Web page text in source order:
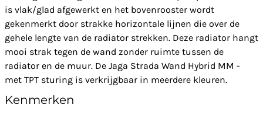
is vlak/glad afgewerkt en het bovenrooster wordt
gekenmerkt door strakke horizontale lijnen die over de
gehele lengte van de radiator strekken. Deze radiator hangt
mooi strak tegen de wand zonder ruimte tussen de
radiator en de muur. De Jaga Strada Wand Hybrid MM -
met TPT sturing is verkrijgbaar in meerdere kleuren.
Kenmerken